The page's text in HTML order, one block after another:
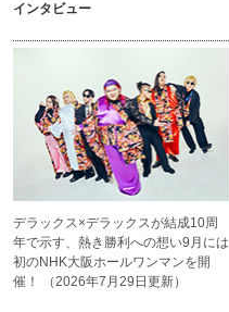
インタビュー
デラックス×デラックスが結成10周
年で示す、熱き勝利への想い9月には
初のNHK大阪ホールワンマンを開
催！
（2026年7月29日更新）